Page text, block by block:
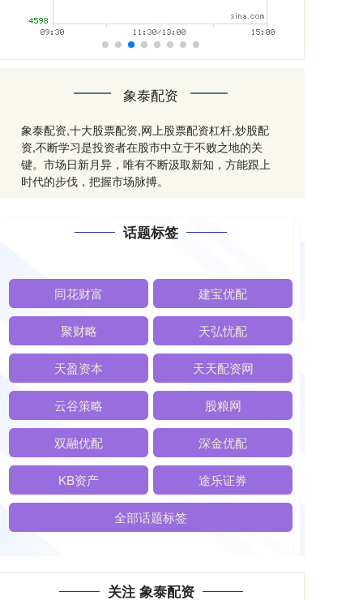
象泰配资
象泰配资,十大股票配资,网上股票配资杠杆,炒股配
资,不断学习是投资者在股市中立于不败之地的关
键。市场日新月异，唯有不断汲取新知，方能跟上
时代的步伐，把握市场脉搏。
话题标签
同花财富 建宝优配
聚财略 天弘忧配
天盈资本 天天配资网
云谷策略 股粮网
双融优配 深金优配
KB资产 途乐证券
全部话题标签
关注 象泰配资